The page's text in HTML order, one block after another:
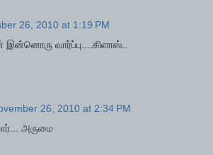
26, 2010 at 1:19 PM
வார்ப்பு....கிளாஸ்..
26, 2010 at 2:34 PM
அருமை